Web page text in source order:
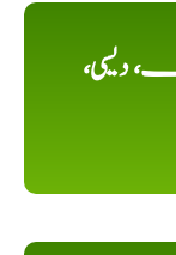
دیسی،